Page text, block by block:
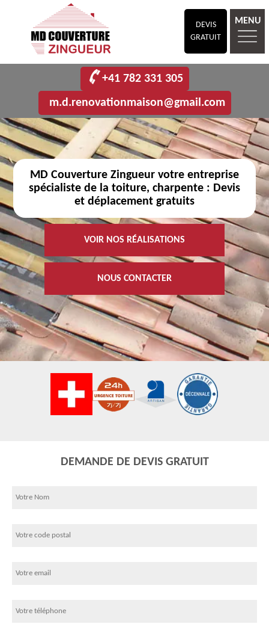
DEVIS
GRATUIT
MENU
+41 782 331 305
m.d.renovationmaison@gmail.com
MD Couverture Zingueur votre entreprise
spécialiste de la toiture, charpente : Devis
et déplacement gratuits
VOIR NOS RÉALISATIONS
NOUS CONTACTER
DEMANDE DE DEVIS GRATUIT